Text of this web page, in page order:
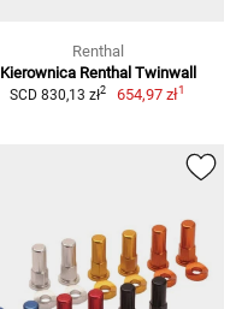
Renthal
Kierownica Renthal Twinwall
SCD 830,13 zł2 654,97 zł1